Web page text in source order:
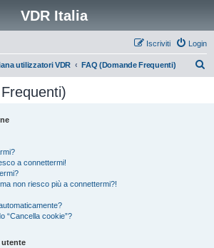
VDR Italia
Login
Iscriviti
utilizzatori VDR FAQ (Domande Frequenti)
a connettermi!
non riesco più a connettermi?!
“Cancella cookie”?
utente